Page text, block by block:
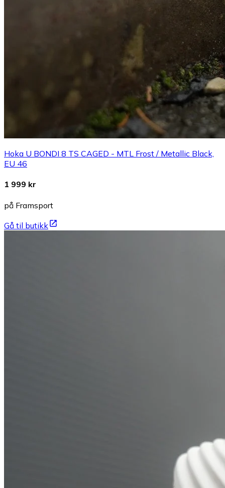
Hoka U BONDI 8 TS CAGED - MTL Frost / Metallic Black,
EU 46
1 999 kr
på Framsport
Gå til butikk